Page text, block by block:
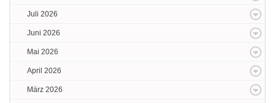
Juli 2026
Juni 2026
Mai 2026
April 2026
März 2026